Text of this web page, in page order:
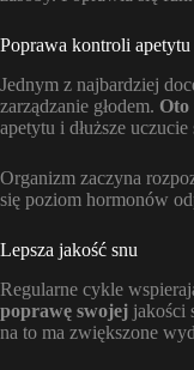
Poprawa kontroli apetytu
Jednym z najbardziej
zarządzanie głodem. Oto
apetytu i dłuższe uczucie
Organizm zaczyna
się poziom hormonów
Lepsza jakość snu
Regularne cykle
poprawę swojej jakości
na to ma zwiększone